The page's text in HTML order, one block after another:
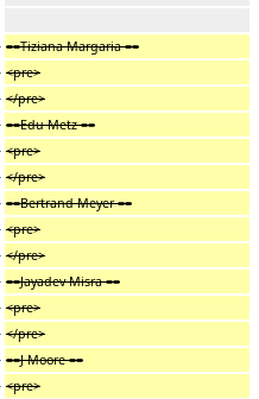
==Tiziana Margaria ==
<pre>
</pre>
==Edu Metz ==
<pre>
</pre>
==Bertrand Meyer ==
<pre>
</pre>
==Jayadev Misra ==
<pre>
</pre>
==J Moore ==
<pre>